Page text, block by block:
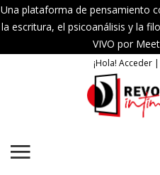
Una plataforma de pensamiento
la escritura, el psicoanálisis y la
VIVO por
¡Hola! Acceder